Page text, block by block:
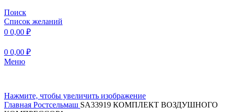
Поиск
Список желаний
0 0,00 ₽
0 0,00 ₽
Меню
Нажмите, чтобы увеличить изображение
Главная Ростсельмаш SA33919 КОМПЛЕКТ ВОЗДУШНОГО